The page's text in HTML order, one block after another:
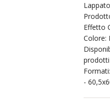
Effetto
Colore:
Formati:
-